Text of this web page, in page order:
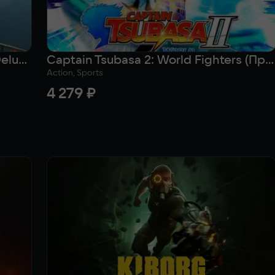
Ace Combat 8: Wings of Theve - Deluxe Edition (Предзаказ) Captain Tsubasa 2: World Fighters (Предзаказ)
Action, Sports
4 279 ₽